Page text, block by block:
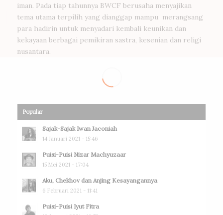
iman. Pada tiap tahunnya BWCF berusaha menyajikan
tema utama terpilih yang dianggap mampu merangsang
para hadirin untuk menyadari kembali keunikan dan
kekayaan berbagai pemikiran sastra, kesenian dan religi
nusantara.
Popular
Sajak-Sajak Iwan Jaconiah
14 Januari 2021 - 15:46
Puisi-Puisi Nizar Machyuzaar
15 Mei 2021 - 17:04
Aku, Chekhov dan Anjing Kesayangannya
6 Februari 2021 - 11:41
Puisi-Puisi Iyut Fitra